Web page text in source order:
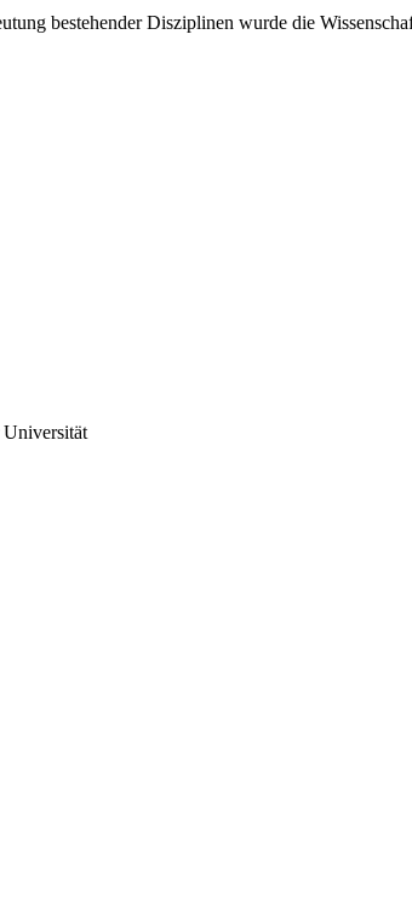
bestehender Disziplinen wurde die